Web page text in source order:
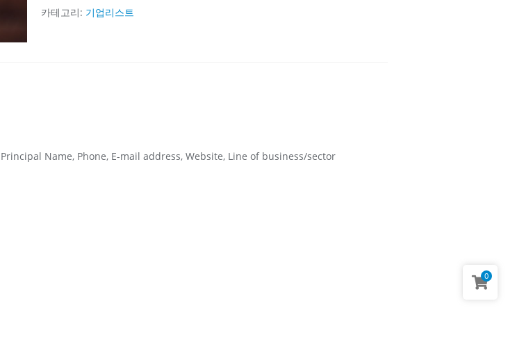
아
의
카테고리: 기업리스트
Name, Phone, E-mail address, Website, Line of business/sector
0